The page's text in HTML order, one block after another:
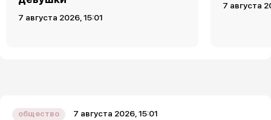
7 августа 2026, 15:01
7 августа
общество 7 августа 2026, 15:01